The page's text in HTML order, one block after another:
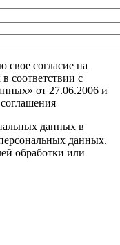
свое согласие на
соответствии с
от 27.06.2006 и
данных в
данных.
обработки или